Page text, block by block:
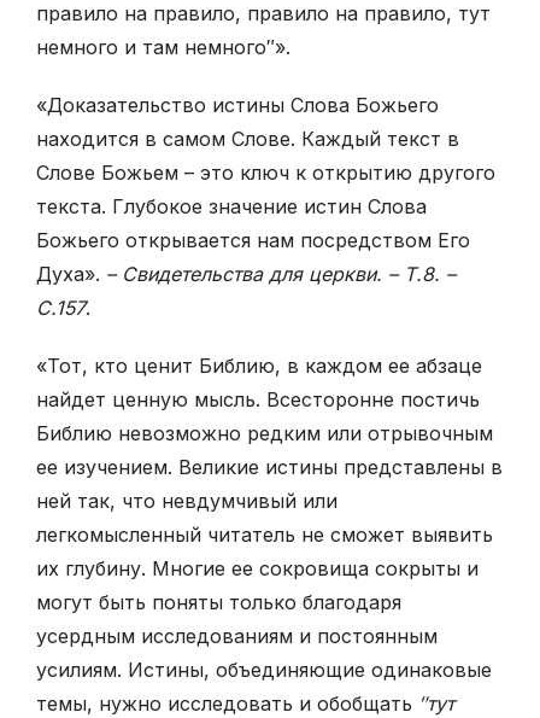
правило на правило, правило на правило, тут
немного и там немного″».
«Доказательство истины Слова Божьего
находится в самом Слове. Каждый текст в
Слове Божьем – это ключ к открытию другого
текста. Глубокое значение истин Слова
Божьего открывается нам посредством Его
Духа». – Свидетельства для церкви. – Т.8. –
С.157.
«Тот, кто ценит Библию, в каждом ее абзаце
найдет ценную мысль. Всесторонне постичь
Библию невозможно редким или отрывочным
ее изучением. Великие истины представлены в
ней так, что невдумчивый или
легкомысленный читатель не сможет выявить
их глубину. Многие ее сокровища сокрыты и
могут быть поняты только благодаря
усердным исследованиям и постоянным
усилиям. Истины, объединяющие одинаковые
темы, нужно исследовать и обобщать ″тут